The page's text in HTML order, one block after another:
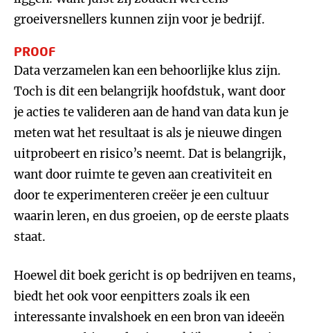
groeiversnellers kunnen zijn voor je bedrijf.
PROOF
Data verzamelen kan een behoorlijke klus zijn.
Toch is dit een belangrijk hoofdstuk, want door
je acties te valideren aan de hand van data kun je
meten wat het resultaat is als je nieuwe dingen
uitprobeert en risico’s neemt. Dat is belangrijk,
want door ruimte te geven aan creativiteit en
door te experimenteren creëer je een cultuur
waarin leren, en dus groeien, op de eerste plaats
staat.
Hoewel dit boek gericht is op bedrijven en teams,
biedt het ook voor eenpitters zoals ik een
interessante invalshoek en een bron van ideeën